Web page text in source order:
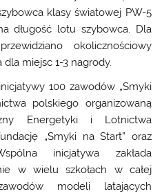
klasy światowej PW-5
długość lotu szybowca. Dla
okolicznościowy
miejsc 1-3 nagrody.
100 zawodów „Smyki
polskiego organizowaną
Energetyki i Lotnictwa
„Smyki na Start” oraz
inicjatywa zakłada
w wielu szkołach w całej
modeli latających